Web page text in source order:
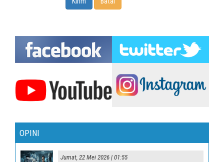
OPINI
Jumat, 22 Mei 2026 | 01:55